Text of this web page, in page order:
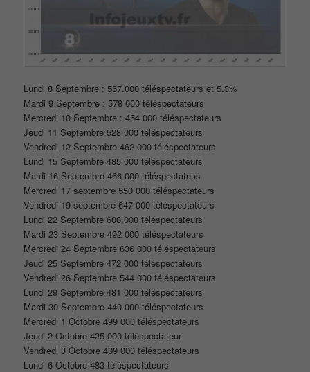
Lundi 8 Septembre : 557.000 téléspectateurs et 5.3%
Mardi 9 Septembre : 578 000 téléspectateurs
Mercredi 10 Septembre : 454 000 téléspectateurs
Jeudi 11 Septembre 528 000 téléspectateurs
Vendredi 12 Septembre 462 000 téléspectateurs
Lundi 15 Septembre 485 000 téléspectateurs
Mardi 16 Septembre 466 000 téléspectateus
Mercredi 17 septembre 550 000 téléspectateurs
Vendredi 19 septembre 647 000 téléspectateurs
Lundi 22 Septembre 600 000 téléspectateurs
Mardi 23 Septembre 492 000 téléspectateurs
Mercredi 24 Septembre 636 000 téléspectateurs
Jeudi 25 Septembre 472 000 téléspectateurs
Vendredi 26 Septembre 544 000 téléspectateurs
Lundi 29 Septembre 481 000 téléspectateurs
Mardi 30 Septembre 440 000 téléspectateurs
Mercredi 1 Octobre 499 000 téléspectateurs
Jeudi 2 Octobre 425 000 téléspectateur
Vendredi 3 Octobre 409 000 téléspectateurs
Lundi 6 Octobre 483 téléspectateurs